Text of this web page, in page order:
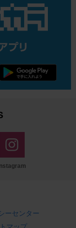
Instagram
ーセンター